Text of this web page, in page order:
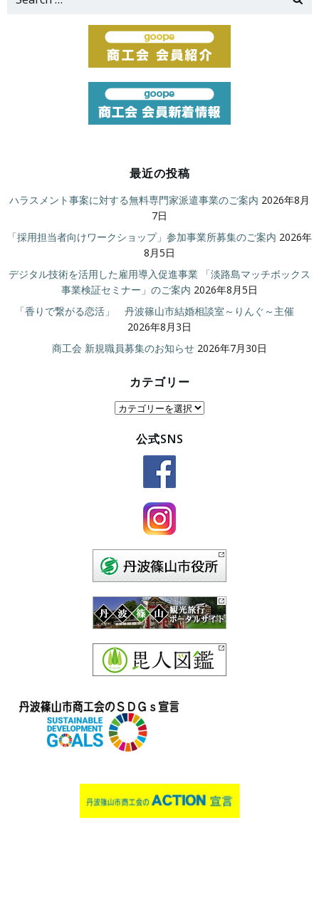
最近の投稿
ハラスメント事案に対する無料専門家派遣事業のご案内 2026年8月
7日
「採用担当者向けワークショップ」参加事業所募集のご案内 2026年
8月5日
デジタル技術を活用した雇用導入促進事業 「淡路島マッチボックス
事業検証セミナー」のご案内 2026年8月5日
「香りで繋がる恋活」 丹波篠山市結婚相談室～りんぐ～主催
2026年8月3日
商工会 新規職員募集のお知らせ 2026年7月30日
カテゴリー
カ
公式SNS